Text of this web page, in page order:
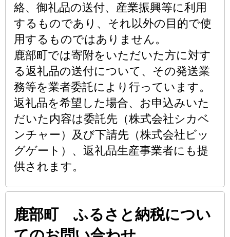
絡、御礼品の送付、産業振興等に利用
するものであり、それ以外の目的で使
用するものではありません。
鹿部町では寄附をいただいた方に対す
る返礼品の送付について、その発送業
務等を業者委託により行っています。
返礼品を希望した場合、お申込みいた
だいた内容は委託先（株式会社シカベ
ンチャー）及び下請先（株式会社ビッ
グゲート）、返礼品生産事業者にも提
供されます。
鹿部町 ふるさと納税につい